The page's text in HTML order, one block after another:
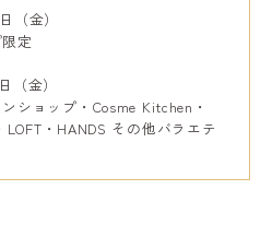
（金）
定
（金）
ショップ・Cosme Kitchen・
・HANDS その他バラエテ